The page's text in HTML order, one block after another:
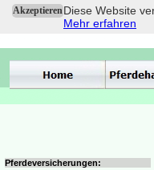
AkzeptierenDiese Website
Mehr erfahren
Pferdeversicherungen: